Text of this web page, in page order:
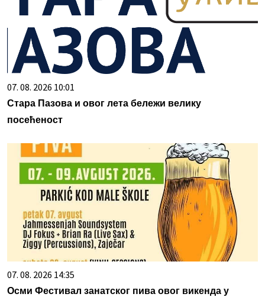
07. 08. 2026 10:01
Стара Пазова и овог лета бележи велику
посећеност
07. 08. 2026 14:35
Осми Фестивал занатског пива овог викенда у